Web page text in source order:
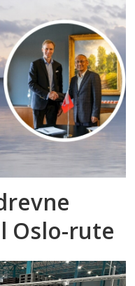
Oslo-rute